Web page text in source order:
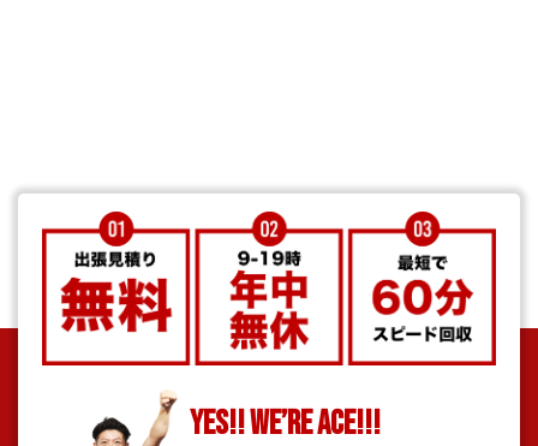
YES!! WE’RE ACE!!!